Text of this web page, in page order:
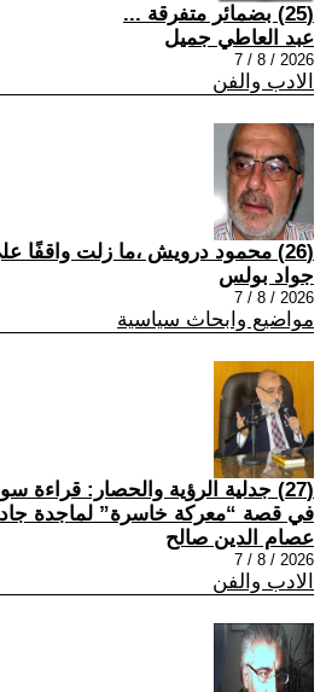
(25) بضمائر متفرقة ...
عبد العاطي جميل
2026 / 8 / 7
الادب والفن
(26) محمود درويش ،ما زلت واقفًا على الريح بيننا
جواد بولس
2026 / 8 / 7
مواضيع وابحاث سياسية
(27) جدلية الرؤية والحصار: قراءة
في قصة “معركة خاسرة” لماجدة
عصام الدين صالح
2026 / 8 / 7
الادب والفن